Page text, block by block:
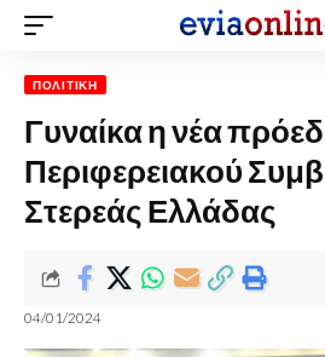
ΠΟΛΙΤΙΚΉ
Γυναίκα η νέα
Περιφερειακού
Στερεάς Ελλάδας
04/01/2024